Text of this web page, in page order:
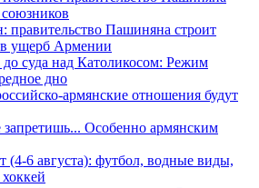
правительство Пашиняна строит
в ущерб Армении
суда над Католикосом: Режим
дно
армянские отношения будут
Особенно армянским
(4-6 августа): футбол, водные виды,